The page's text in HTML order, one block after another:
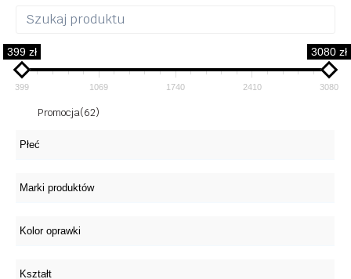
399 zł 3080 zł
399 1069 1740 2410 3080
Promocja(62)